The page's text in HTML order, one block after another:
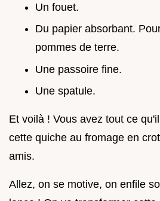
Un fouet.
Du papier absorbant.
pommes de terre.
Une passoire fine.
Une spatule.
Et voilà ! Vous avez tout ce
cette quiche au fromage en
amis.
Allez, on se motive, on enfile